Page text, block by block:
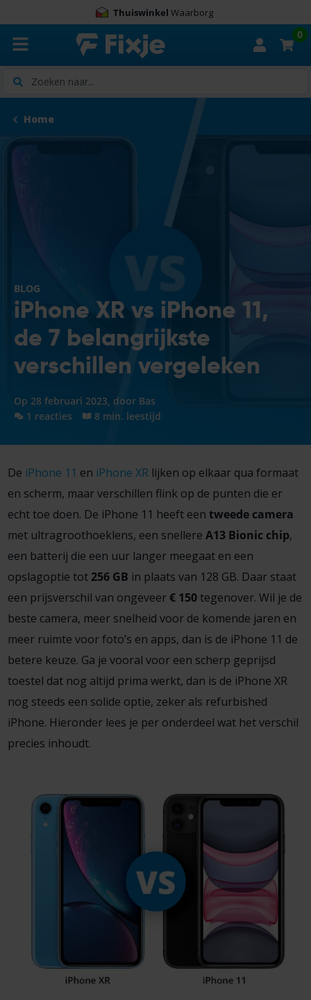
Thuiswinkel Waarborg
Zoeken
0
Home
BLOG
iPhone XR vs iPhone 11,
de 7 belangrijkste
verschillen vergeleken
Op 28 februari 2023, door Bas
1 reacties
8 min. leestijd
De iPhone 11 en iPhone XRlijken op elkaar qua formaat
en scherm, maar verschillen flink op de punten die er
echt toe doen. De iPhone 11 heeft een tweede camera
met ultragroothoeklens, een snellere A13 Bionic chip,
een batterij die een uur langer meegaat en een
opslagoptie tot 256 GB in plaats van 128 GB. Daar staat
een prijsverschil van ongeveer€ 150tegenover. Wil je de
beste camera, meer snelheid voor de komende jaren en
meer ruimte voor foto’s en apps, dan is de iPhone 11 de
betere keuze. Ga je vooral voor een scherp geprijsd
toestel dat nog altijd prima werkt, dan is de iPhone XR
nog steeds een solide optie, zeker als refurbished
iPhone. Hieronder lees je per onderdeel wat het verschil
precies inhoudt.